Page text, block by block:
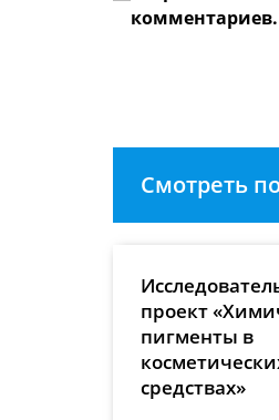
имякомментариев.
Смотреть
проект
пигменты в
средствах»